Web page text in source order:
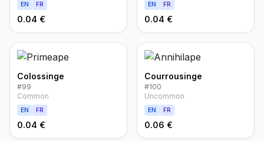
EN FR
0.04 €
EN FR
0.04 €
Colossinge
#99
Common
EN FR
0.04 €
Courrousinge
#100
Uncommon
EN FR
0.06 €